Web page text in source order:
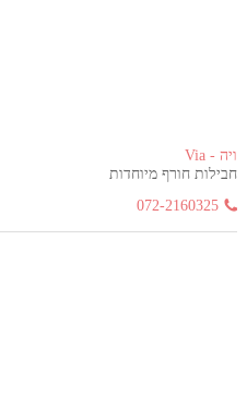
ויה - Via
חבילות חורף מיוחדות
072-2160325